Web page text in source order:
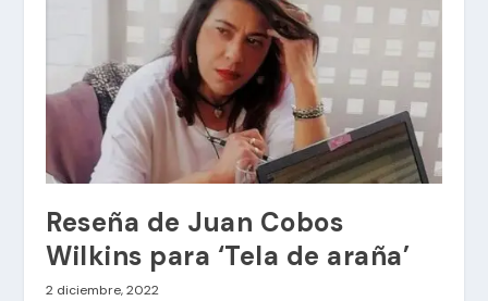
Reseña de Juan Cobos
Wilkins para ‘Tela de araña’
2 diciembre, 2022